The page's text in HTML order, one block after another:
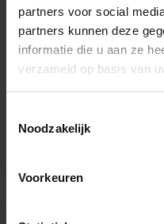
partners voor social
partners kunnen deze
informatie die u aan ze
verzameld op basis van
Noodzakelijk
Voorkeuren
Eénhandige
Topro
€33,30